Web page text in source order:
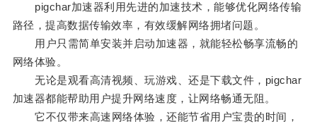
pigchar加速器利用先进的加速技术，能够优化网络传输
路径，提高数据传输效率，有效缓解网络拥堵问题。
用户只需简单安装并启动加速器，就能轻松畅享流畅的
网络体验。
无论是观看高清视频、玩游戏、还是下载文件，pigchar
加速器都能帮助用户提升网络速度，让网络畅通无阻。
它不仅带来高速网络体验，还能节省用户宝贵的时间，